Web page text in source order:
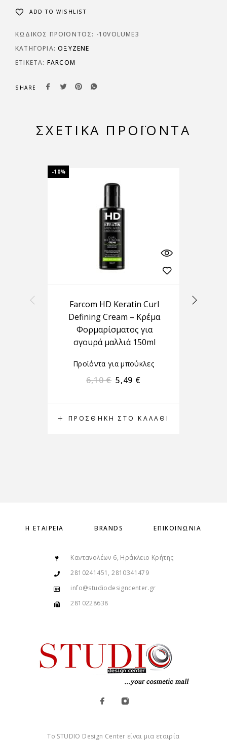
ADD TO WISHLIST
ΚΩΔΙΚΌΣ ΠΡΟΪΌΝΤΟΣ: -10VOLUME3
ΚΑΤΗΓΟΡΊΑ:ΟΞΥΖΕΝΈ
ΕΤΙΚΈΤΑ: FARCOM
SHARE
ΣΧΕΤΙΚΆ ΠΡΟΪΌΝΤΑ
-10%
ΠΡΟΣΘΉΚΗ ΣΤΟ ΚΑΛΆΘΙ
Farcom HD Keratin Curl
Defining Cream – Κρέμα
Φορμαρίσματος για
σγουρά μαλλιά 150ml
Προϊόντα για μπούκλες
6,10€ 5,49 €
Η ΕΤΑΙΡΕΊΑ BRANDS ΕΠΙΚΟΙΝΩΝΊΑ
Καντανολέων 6, Ηράκλειο Κρήτης
2810241451, 2810341479
info@studiodesigncenter.gr
2810228638
Το STUDIO Design Center είναι μια εταιρία